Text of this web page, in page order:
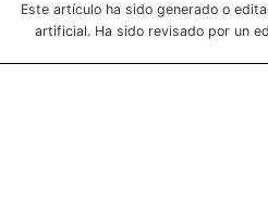
Este artículo ha sido generado o
artificial. Ha sido revisado por un